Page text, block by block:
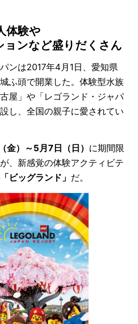
体験や
ョンなど盛りだくさん
ンは2017年4月1日、愛知県
ふ頭で開業した。体験型水族
屋」や「レゴランド・ジャパ
し、全国の親子に愛されてい
金）～5月7日（日） に期間限
、新感覚の体験アクティビテ
ビッグランド」 だ。